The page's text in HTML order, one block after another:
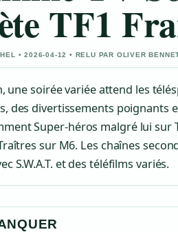
TF1
• 2026-04-12 • RELU PAR OLIVER
une soirée variée attend les
des divertissements poignants
Super-héros malgré lui sur
sur M6. Les chaînes
S.W.A.T. et des téléfilms variés.